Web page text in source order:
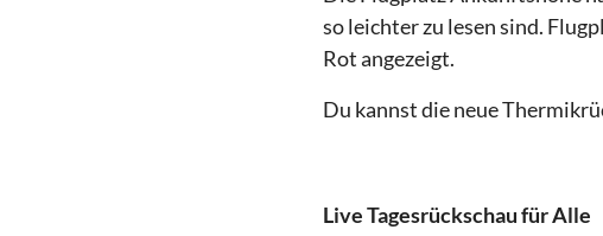
so leichter zu lesen sind.
Rot angezeigt.
Du kannst die neue
Live Tagesrückschau für Alle